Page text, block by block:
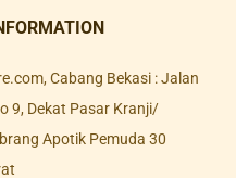
Cabang Bekasi : Jalan
9, Dekat Pasar Kranji/
Apotik Pemuda 30